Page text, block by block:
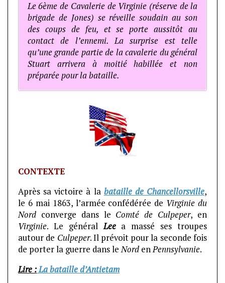
Le 6ème de Cavalerie de Virginie (réserve de la
brigade de Jones) se réveille soudain au son
des coups de feu, et se porte aussitôt au
contact de l’ennemi. La surprise est telle
qu’une grande partie de la cavalerie du général
Stuart arrivera à moitié habillée et non
préparée pour la bataille.
CONTEXTE
Après sa victoire à la bataille de Chancellorsville,
le 6 mai 1863, l’armée confédérée de Virginie du
Nord converge dans le Comté de Culpeper, en
Virginie. Le général Leea massé ses troupes
autour de Culpeper. Il prévoit pour la seconde fois
de porter la guerre dans leNord enPennsylvanie.
Lire :La bataille d’Antietam